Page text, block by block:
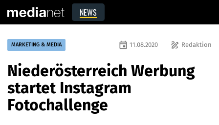
NEWS
MARKETING & MEDIA draw Redaktion
event 11.08.2020
Niederösterreich Werbung
startet Instagram
Fotochallenge